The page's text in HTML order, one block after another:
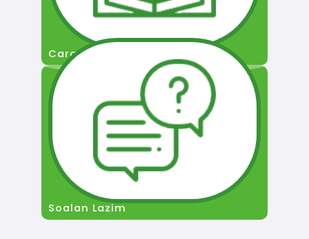
Cara Permohonan
Soalan Lazim